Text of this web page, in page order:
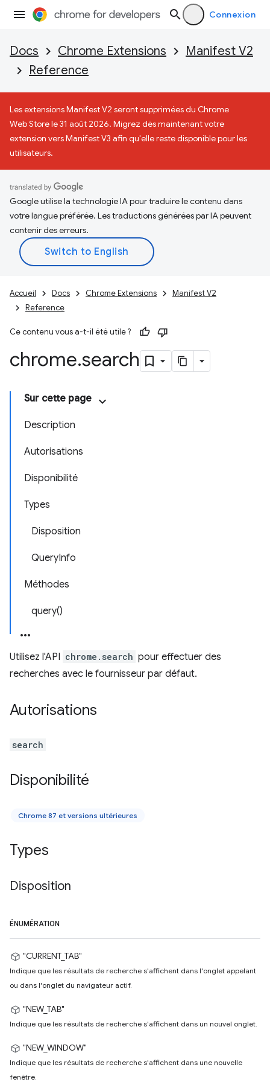
Connexion
Docs Chrome Extensions
Manifest V2
Reference
Les extensions Manifest V2 seront supprimées du Chrome
Web Store le 31 août 2026. Migrez dès maintenant votre
extension vers Manifest V3 afin qu'elle reste disponible pour les
utilisateurs.
Google utilise la technologie IA pour traduire le contenu dans
votre langue préférée. Les traductions générées par IA peuvent
contenir des erreurs.
Accueil Docs Chrome Extensions
Manifest V2
Reference
Ce contenu vous a-t-il été utile ?
chrome.search
Sur cette page
Description
Autorisations
Disponibilité
Types
Disposition
QueryInfo
Méthodes
query()
Utilisez l'API chrome.search pour effectuer des
recherches avec le fournisseur par défaut.
Autorisations
search
Disponibilité
Chrome 87 et versions ultérieures
Types
Disposition
ÉNUMÉRATION
"CURRENT_TAB"
Indique que les résultats de recherche s'affichent dans l'onglet appelant
ou dans l'onglet du navigateur actif.
"NEW_TAB"
Indique que les résultats de recherche s'affichent dans un nouvel onglet.
"NEW_WINDOW"
Indique que les résultats de recherche s'affichent dans une nouvelle
fenêtre.